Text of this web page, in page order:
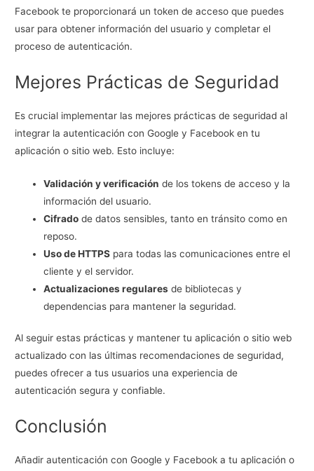
Facebook te proporcionará un token de acceso que puedes
usar para obtener información del usuario y completar el
proceso de autenticación.
Mejores Prácticas de Seguridad
Es crucial implementar las mejores prácticas de seguridad al
integrar la autenticación con Google y Facebook en tu
aplicación o sitio web. Esto incluye:
Validación y verificación de los tokens de acceso y la
información del usuario.
Cifrado de datos sensibles, tanto en tránsito como en
reposo.
Uso de HTTPS para todas las comunicaciones entre el
cliente y el servidor.
Actualizaciones regulares de bibliotecas y
dependencias para mantener la seguridad.
Al seguir estas prácticas y mantener tu aplicación o sitio web
actualizado con las últimas recomendaciones de seguridad,
puedes ofrecer a tus usuarios una experiencia de
autenticación segura y confiable.
Conclusión
Añadir autenticación con Google y Facebook a tu aplicación o